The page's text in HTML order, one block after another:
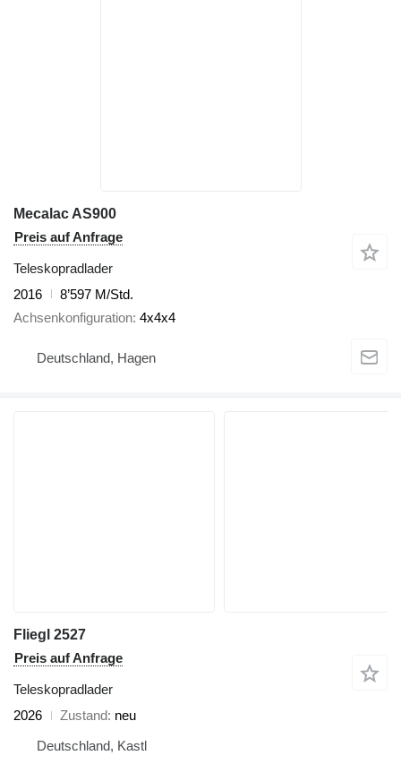
Mecalac AS900
Preis auf Anfrage
Teleskopradlader
2016
8’597 M/Std.
Achsenkonfiguration 4x4x4
Deutschland, Hagen
Fliegl 2527
Preis auf Anfrage
Teleskopradlader
2026
Zustand neu
Deutschland, Kastl